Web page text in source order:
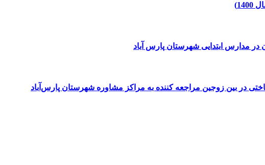
مدارس ابتدایی شهرستان پارس آباد
در بین زوجین مراجعه کننده به مراکز مشاوره شهرستان پارس‌آباد